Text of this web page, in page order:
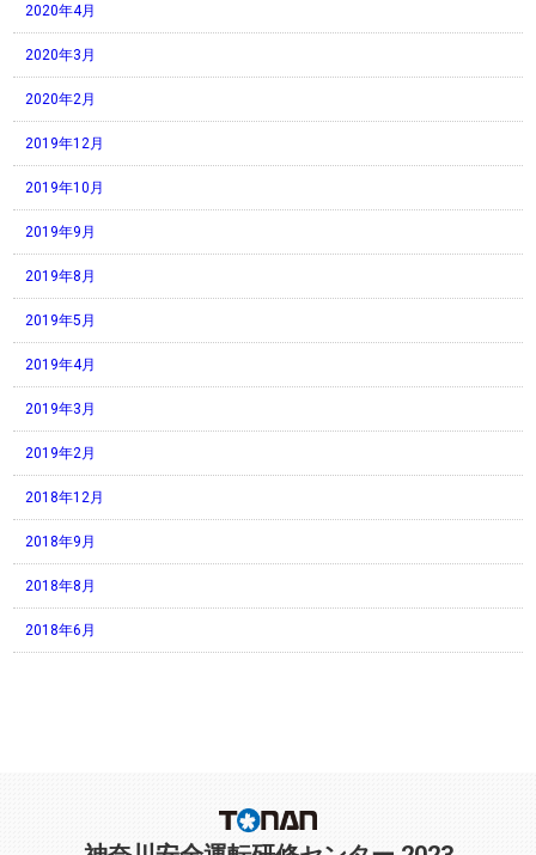
2020年4月
2020年3月
2020年2月
2019年12月
2019年10月
2019年9月
2019年8月
2019年5月
2019年4月
2019年3月
2019年2月
2018年12月
2018年9月
2018年8月
2018年6月